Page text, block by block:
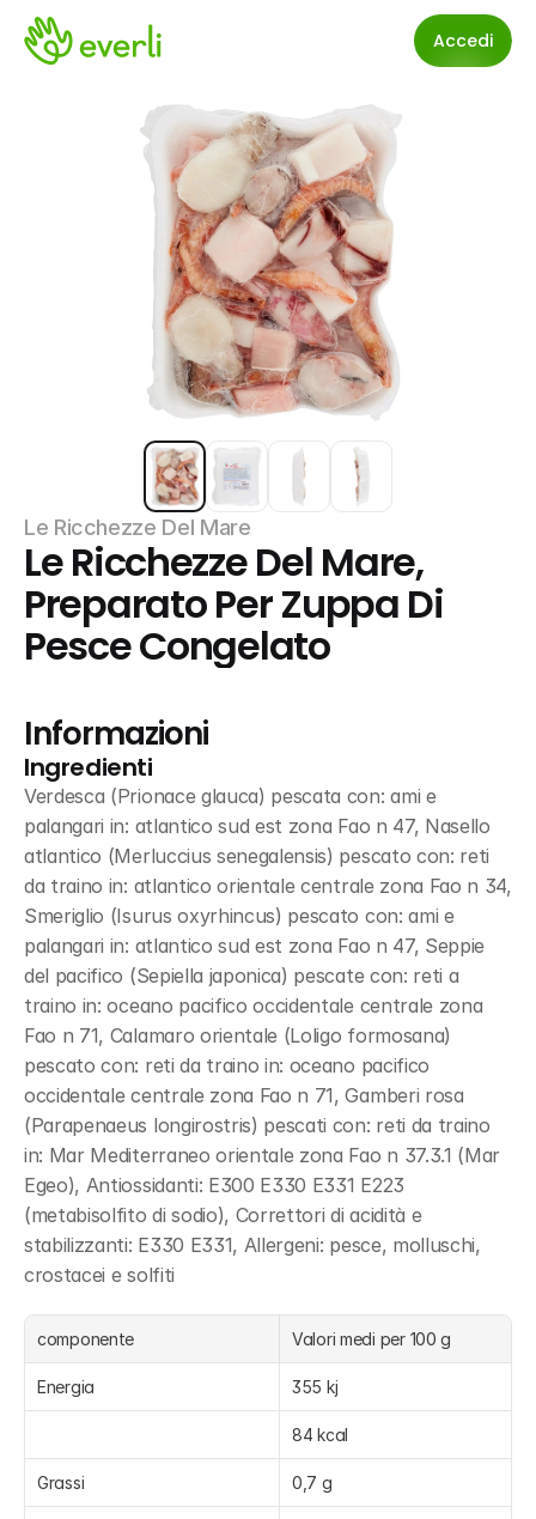
Accedi
Le Ricchezze Del Mare
Le Ricchezze Del Mare,
Preparato Per Zuppa Di
Pesce Congelato
Informazioni
Ingredienti
Verdesca (Prionace glauca) pescata con: ami e
palangari in: atlantico sud est zona Fao n 47, Nasello
atlantico (Merluccius senegalensis) pescato con: reti
da traino in: atlantico orientale centrale zona Fao n 34,
Smeriglio (Isurus oxyrhincus) pescato con: ami e
palangari in: atlantico sud est zona Fao n 47, Seppie
del pacifico (Sepiella japonica) pescate con: reti a
traino in: oceano pacifico occidentale centrale zona
Fao n 71, Calamaro orientale (Loligo formosana)
pescato con: reti da traino in: oceano pacifico
occidentale centrale zona Fao n 71, Gamberi rosa
(Parapenaeus longirostris) pescati con: reti da traino
in: Mar Mediterraneo orientale zona Fao n 37.3.1 (Mar
Egeo), Antiossidanti: E300 E330 E331 E223
(metabisolfito di sodio), Correttori di acidità e
stabilizzanti: E330 E331, Allergeni: pesce, molluschi,
crostacei e solfiti
componente Valori medi per 100 g
Energia 355 kj
84 kcal
Grassi 0,7 g